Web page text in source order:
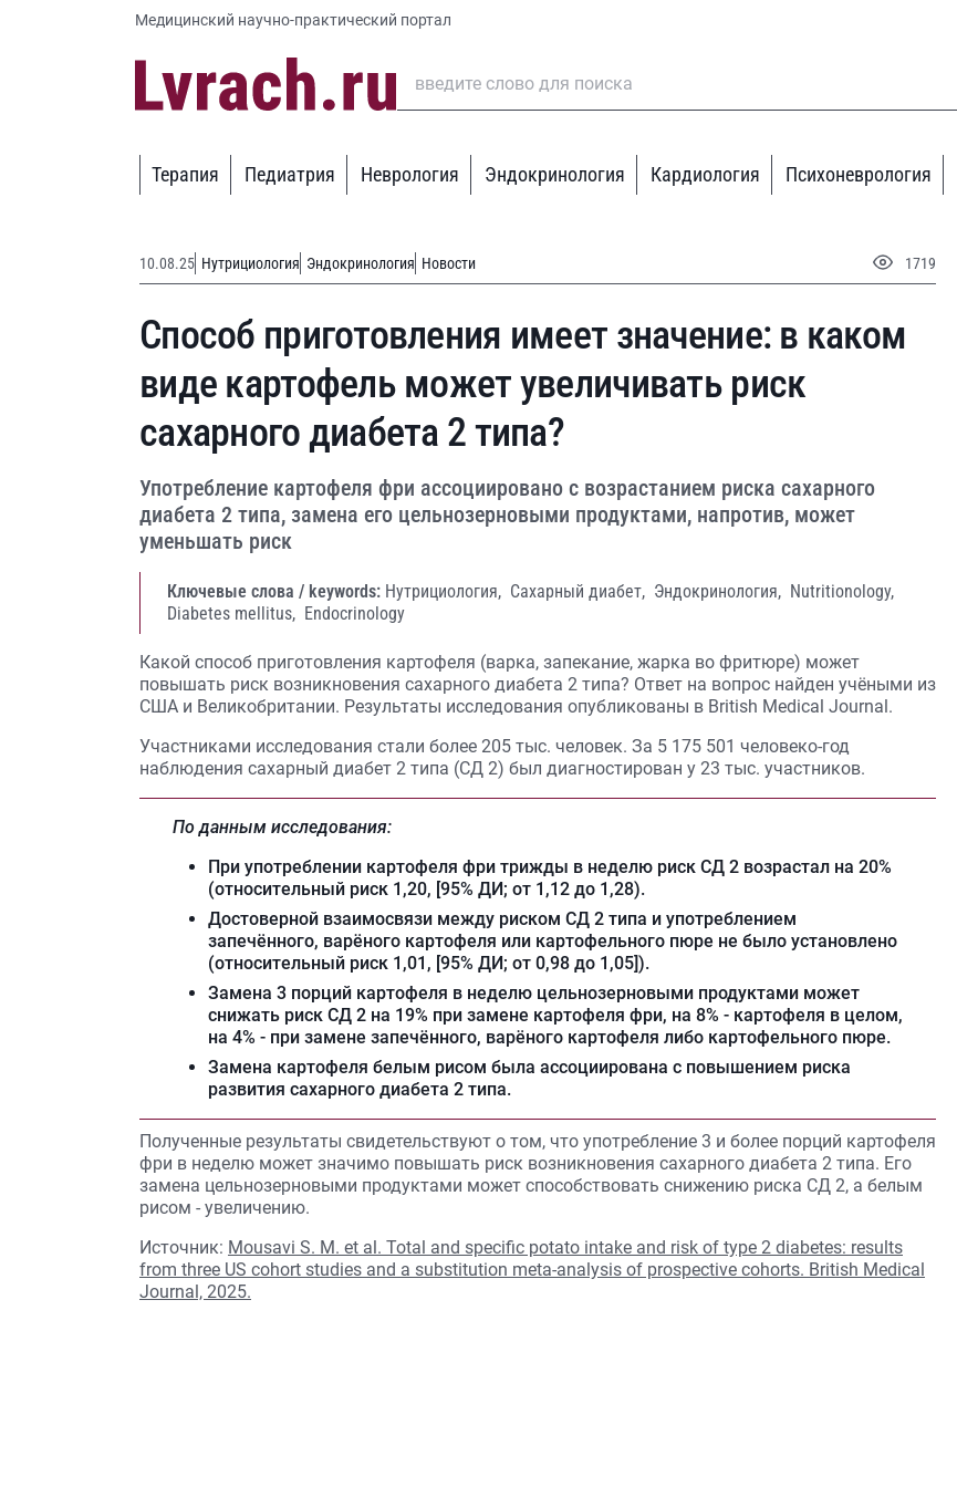
Медицинский научно-практический портал
Терапия Педиатрия Неврология Эндокринология Кардиология Психоневрология
10.08.25 Нутрициология Эндокринология Новости 1719
Способ приготовления имеет значение: в каком
виде картофель может увеличивать риск
сахарного диабета 2 типа?
Употребление картофеля фри ассоциировано с возрастанием риска сахарного
диабета 2 типа, замена его цельнозерновыми продуктами, напротив, может
уменьшать риск
Ключевые слова / keywords: Нутрициология, Сахарный диабет, Эндокринология, Nutritionology,
Diabetes mellitus, Endocrinology
Какой способ приготовления картофеля (варка, запекание, жарка во фритюре) может
повышать риск возникновения сахарного диабета 2 типа? Ответ на вопрос найден учёными из
США и Великобритании. Результаты исследования опубликованы в British Medical Journal.
Участниками исследования стали более 205 тыс. человек. За 5 175 501 человеко-год
наблюдения сахарный диабет 2 типа (СД 2) был диагностирован у 23 тыс. участников.
По данным исследования:
При употреблении картофеля фри трижды в неделю риск СД 2 возрастал на 20%
(относительный риск 1,20, [95% ДИ; от 1,12 до 1,28).
Достоверной взаимосвязи между риском СД 2 типа и употреблением
запечённого, варёного картофеля или картофельного пюре не было установлено
(относительный риск 1,01, [95% ДИ; от 0,98 до 1,05]).
Замена 3 порций картофеля в неделю цельнозерновыми продуктами может
снижать риск СД 2 на 19% при замене картофеля фри, на 8% - картофеля в целом,
на 4% - при замене запечённого, варёного картофеля либо картофельного пюре.
Замена картофеля белым рисом была ассоциирована с повышением риска
развития сахарного диабета 2 типа.
Полученные результаты свидетельствуют о том, что употребление 3 и более порций картофеля
фри в неделю может значимо повышать риск возникновения сахарного диабета 2 типа. Его
замена цельнозерновыми продуктами может способствовать снижению риска СД 2, а белым
рисом - увеличению.
Источник: Mousavi S. M. et al. Total and specific potato intake and risk of type 2 diabetes: results
from three US cohort studies and a substitution meta-analysis of prospective cohorts. British Medical
Journal, 2025.